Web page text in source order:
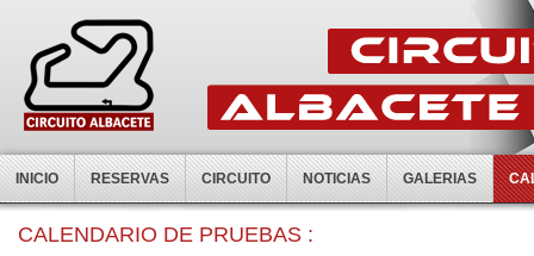
INICIO RESERVAS CIRCUITO NOTICIAS GALERIAS
CALENDARIO DE PRUEBAS :
0:00